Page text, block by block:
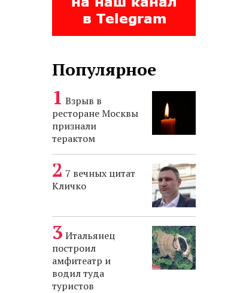
Популярное
Взрыв в
ресторане Москвы
признали
терактом
7 вечных цитат
Кличко
Итальянец
построил
амфитеатр и
водил туда
туристов